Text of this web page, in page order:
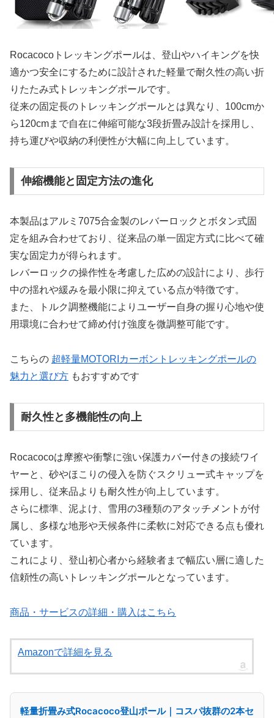
Rocacocoトレッキングポールは、登山やハイキングを快
適かつ安全にするために設計された軽量で耐久性の高い折
りたたみ式トレッキングポールです。
従来の固定長のトレッキングポールとは異なり、100cmか
ら120cmまで自在に伸縮可能な3段折畳み設計を採用し、
持ち運びや収納の利便性が大幅に向上しています。
伸縮機能と固定方法の進化
本製品はアルミ7075合金製のレバーロックとボタン式固
定を組み合わせており、従来品の単一固定方式に比べて確
実な固定力が得られます。
レバーロックの操作性を考慮した広めの設計により、歩行
中の揺れや緩みを最小限に抑えている点が特徴です。
また、トルク調整機能によりユーザー自身の握り心地や使
用環境に合わせて締め付け強度を微調整可能です。
こちらの 超軽量MOTORIカーボントレッキングポールの
魅力と選び方 もおすすめです
耐久性と多機能性の向上
Rocacocoは摩擦や衝撃に強い保護カバー付きの接続ワイ
ヤーと、砂やほこりの侵入を防ぐスクリュー式キャップを
採用し、従来品よりも耐久性が向上しています。
さらに標準、泥よけ、雪用の3種類のアタッチメントが付
属し、多様な地形や天候条件に柔軟に対応できる点も優れ
ています。
これにより、登山初心者から経験者まで幅広い層に適した
信頼性の高いトレッキングポールとなっています。
商品・サービスの詳細・購入はこちら
Amazonで詳細を見る
軽量折畳み式Rocacoco登山ポール｜コスパ抜群の2本セ